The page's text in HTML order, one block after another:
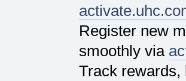
Register new
smoothly via
Track rewards,